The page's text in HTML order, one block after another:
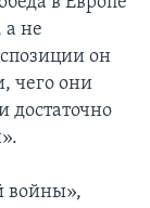
а не
он
чего они
достаточно
войны»,